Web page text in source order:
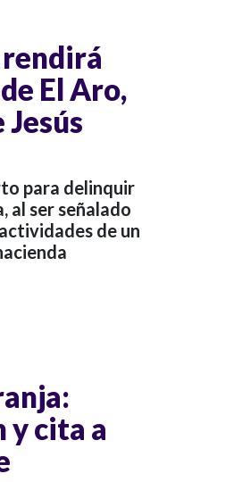
El Aro,
para delinquir
al ser señalado
de un
y cita a